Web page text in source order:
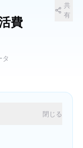
費
タ
共
有
閉じる